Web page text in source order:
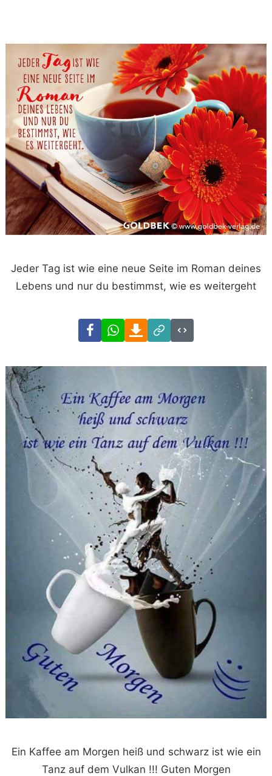
Jeder Tag ist wie eine neue Seite im Roman deines
Lebens und nur du bestimmst, wie es weitergeht
FacebookWhatsAppDownload
Link
Code
Ein Kaffee am Morgen heiß und schwarz ist wie ein
Tanz auf dem Vulkan !!! Guten Morgen